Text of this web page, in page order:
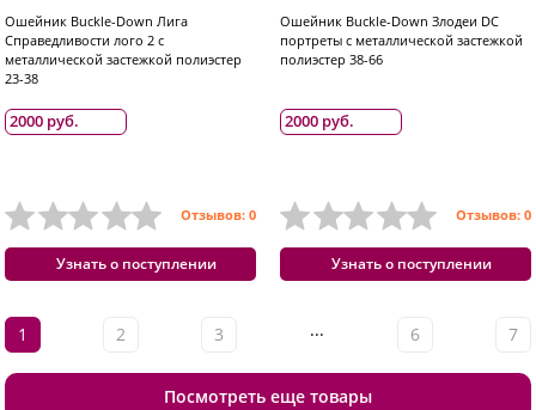
Ошейник Buckle-Down Лига
Справедливости лого 2 с
металлической застежкой полиэстер
23-38
2000 руб.
Отзывов: 0
Узнать о поступлении
Ошейник Buckle-Down Злодеи DC
портреты с металлической застежкой
полиэстер 38-66
2000 руб.
Отзывов: 0
Узнать о поступлении
Посмотреть еще товары
1 2 3 ... 6 7